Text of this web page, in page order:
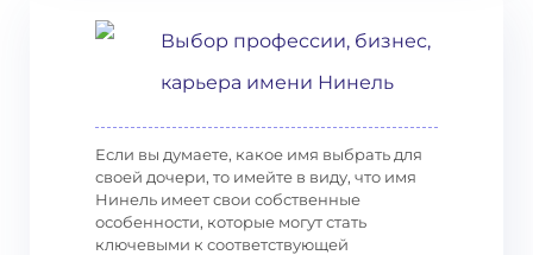
Выбор профессии, бизнес,
карьера имени Нинель
Если вы думаете, какое имя выбрать для
своей дочери, то имейте в виду, что имя
Нинель имеет свои собственные
особенности, которые могут стать
ключевыми к соответствующей